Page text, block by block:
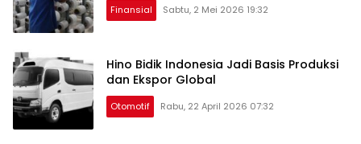
Finansial Sabtu, 2 Mei 2026 19:32
Hino Bidik Indonesia Jadi Basis Produksi
dan Ekspor Global
Otomotif Rabu, 22 April 2026 07:32